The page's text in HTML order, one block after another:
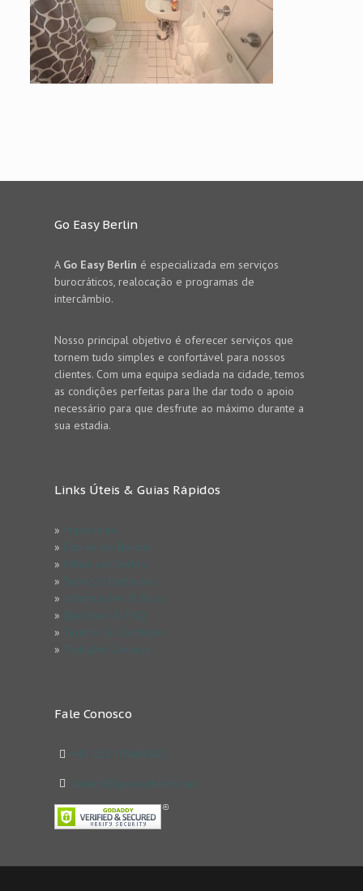
Go Easy Berlin
A Go Easy Berlin é especializada em serviços
burocráticos, realocação e programas de
intercâmbio.
Nosso principal objetivo é oferecer serviços que
tornem tudo simples e confortável para nossos
clientes. Com uma equipa sediada na cidade, temos
as condições perfeitas para lhe dar todo o apoio
necessário para que desfrute ao máximo durante a
sua estadia.
Links Úteis & Guias Rápidos
»
»
»
»
»
»
»
»
Fale Conosco